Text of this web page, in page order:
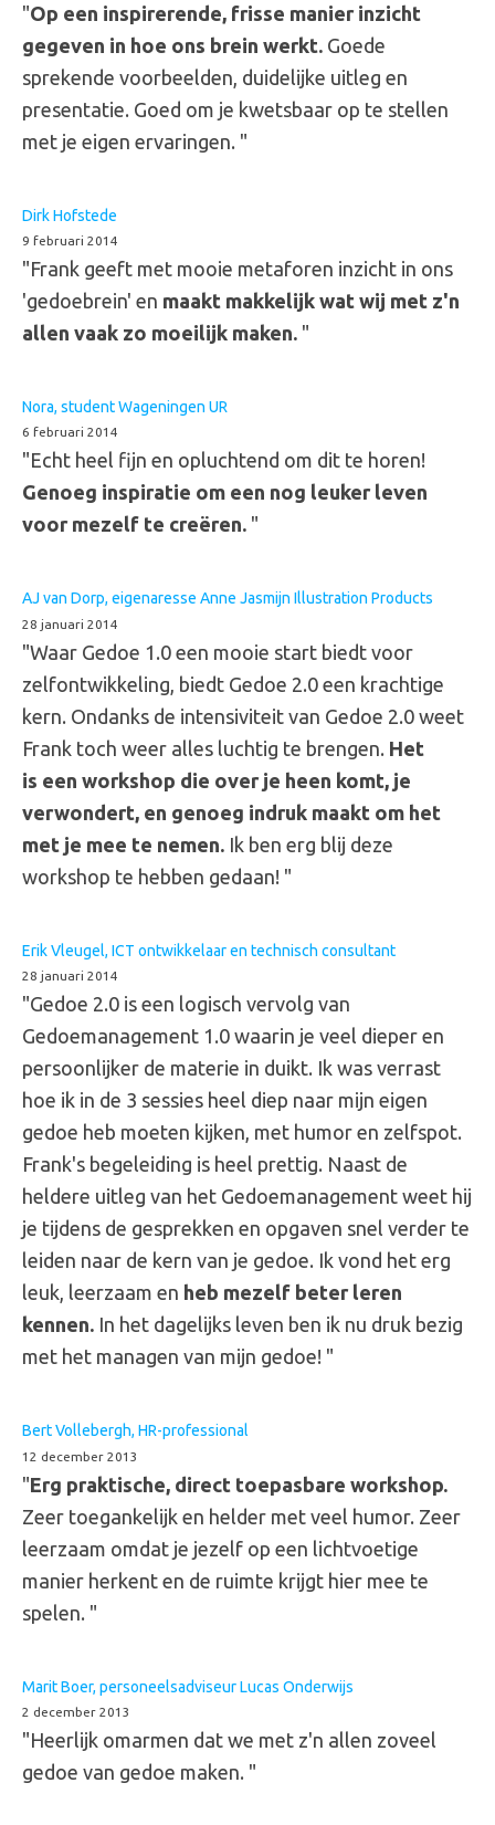
"Op een inspirerende, frisse manier inzicht
gegeven in hoe ons brein werkt. Goede
sprekende voorbeelden, duidelijke uitleg en
presentatie. Goed om je kwetsbaar op te stellen
met je eigen ervaringen. "
Dirk Hofstede
9 februari 2014
"Frank geeft met mooie metaforen inzicht in ons
'gedoebrein' en maakt makkelijk wat wij met z'n
allen vaak zo moeilijk maken. "
Nora, student Wageningen UR
6 februari 2014
"Echt heel fijn en opluchtend om dit te horen!
Genoeg inspiratie om een nog leuker leven
voor mezelf te creëren. "
AJ van Dorp, eigenaresse Anne Jasmijn Illustration Products
28 januari 2014
"Waar Gedoe 1.0 een mooie start biedt voor
zelfontwikkeling, biedt Gedoe 2.0 een krachtige
kern. Ondanks de intensiviteit van Gedoe 2.0 weet
Frank toch weer alles luchtig te brengen. Het
is een workshop die over je heen komt, je
verwondert, en genoeg indruk maakt om het
met je mee te nemen. Ik ben erg blij deze
workshop te hebben gedaan! "
Erik Vleugel, ICT ontwikkelaar en technisch consultant
28 januari 2014
"Gedoe 2.0 is een logisch vervolg van
Gedoemanagement 1.0 waarin je veel dieper en
persoonlijker de materie in duikt. Ik was verrast
hoe ik in de 3 sessies heel diep naar mijn eigen
gedoe heb moeten kijken, met humor en zelfspot.
Frank's begeleiding is heel prettig. Naast de
heldere uitleg van het Gedoemanagement weet hij
je tijdens de gesprekken en opgaven snel verder te
leiden naar de kern van je gedoe. Ik vond het erg
leuk, leerzaam en heb mezelf beter leren
kennen. In het dagelijks leven ben ik nu druk bezig
met het managen van mijn gedoe! "
Bert Vollebergh, HR-professional
12 december 2013
"Erg praktische, direct toepasbare workshop.
Zeer toegankelijk en helder met veel humor. Zeer
leerzaam omdat je jezelf op een lichtvoetige
manier herkent en de ruimte krijgt hier mee te
spelen. "
Marit Boer, personeelsadviseur Lucas Onderwijs
2 december 2013
"Heerlijk omarmen dat we met z'n allen zoveel
gedoe van gedoe maken. "